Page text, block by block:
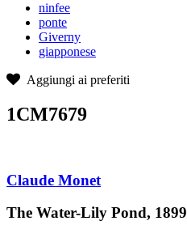
ninfee
ponte
Giverny
giapponese
Aggiungi ai preferiti
1CM7679
Claude Monet
The Water-Lily Pond, 1899